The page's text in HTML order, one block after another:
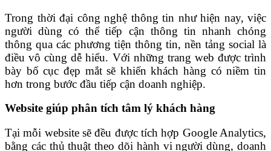
Trong thời đại công nghệ thông tin như hiện nay, việc
người dùng có thể tiếp cận thông tin nhanh chóng
thông qua các phương tiện thông tin, nền tảng social là
điều vô cùng dễ hiểu. Với những trang web được trình
bày bố cục đẹp mắt sẽ khiến khách hàng có niềm tin
hơn trong bước đầu tiếp cận doanh nghiệp.
Website giúp phân tích tâm lý khách hàng
Tại mỗi website sẽ đều được tích hợp Google Analytics,
bằng các thủ thuật theo dõi hành vi người dùng, doanh